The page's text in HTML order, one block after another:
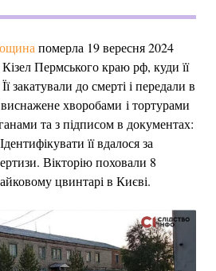
померла 19 вересня 2024
Пермського краю рф, куди її
закатували до смерті і передали в
хворобами і тортурами
та з підписом в документах:
її вдалося за
Вікторію поховали 8
цвинтарі в Києві.